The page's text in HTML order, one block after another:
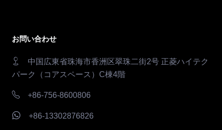
お問い合わせ
中国広東省珠海市香洲区翠珠二街2号 正菱ハイテク
パーク（コアスペース）C棟4階
+86-756-8600806
+86-13302876826